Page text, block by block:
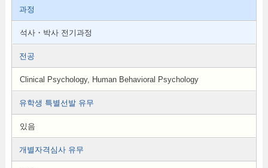
과정
석사・박사 전기과정
전공
Clinical Psychology, Human Behavioral Psychology
유학생 특별선발 유무
있음
개별자격심사 유무